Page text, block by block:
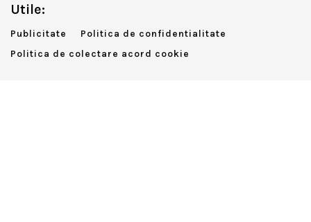
Utile:
Publicitate
Politica de confidentialitate
Politica de colectare acord cookie